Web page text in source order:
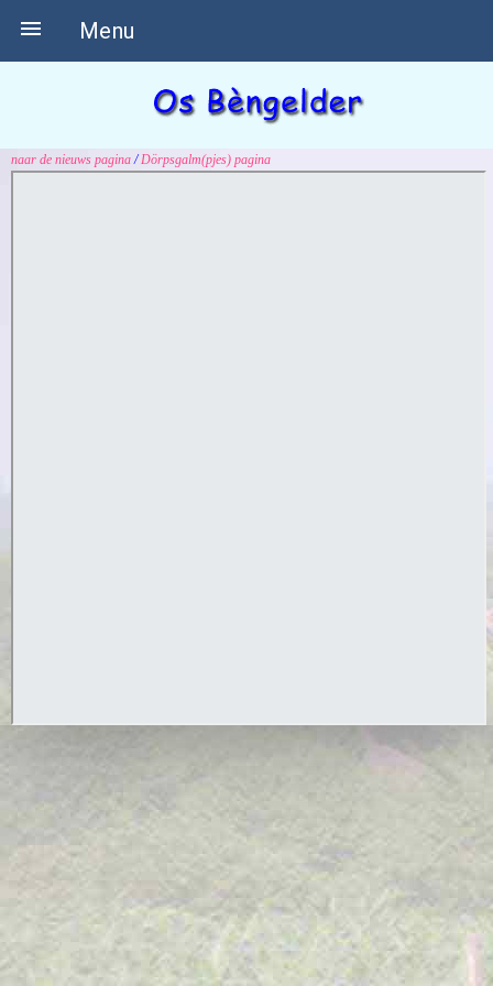
Menu

naar de nieuws pagina/Dörpsgalm(pjes) pagina